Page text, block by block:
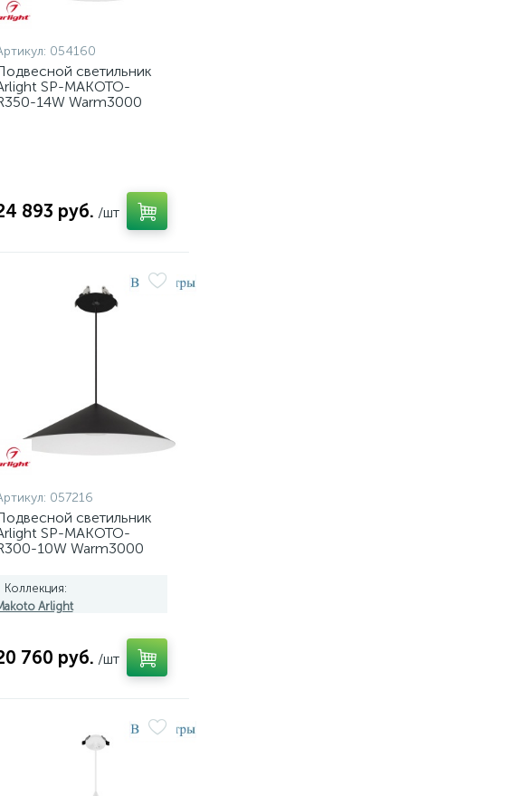
054160
светильник
SP-MAKOTO-
14W Warm3000
893 руб. /шт
057216
светильник
SP-MAKOTO-
10W Warm3000
057216
Коллекция:
Arlight
760 руб. /шт